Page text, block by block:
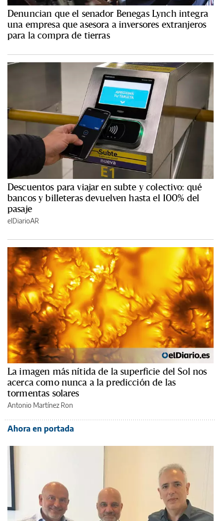
Denuncian que el senador Benegas Lynch integra
una empresa que asesora a inversores extranjeros
para la compra de tierras
Descuentos para viajar en subte y colectivo: qué
bancos y billeteras devuelven hasta el 100% del
pasaje
elDiarioAR
La imagen más nítida de la superficie del Sol nos
acerca como nunca a la predicción de las
tormentas solares
Antonio Martínez Ron
Ahora en portada